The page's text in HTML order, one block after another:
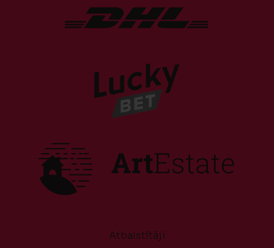
Atbalstītāji